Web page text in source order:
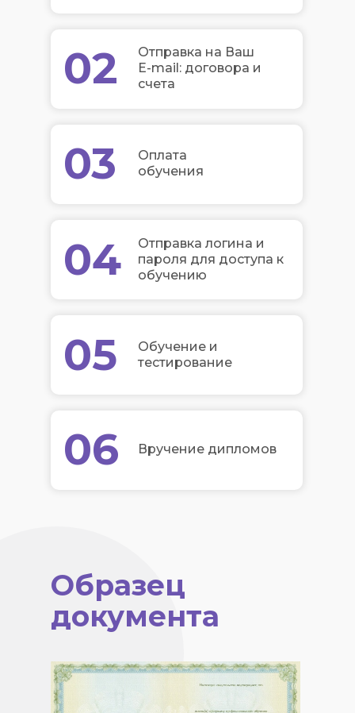
02
03
04
05
06
Отправка на Ваш
E-mail: договора и
счета
Оплата
обучения
Отправка логина и
пароля для доступа к
обучению
Обучение и
тестирование
Вручение дипломов
Образец
документа